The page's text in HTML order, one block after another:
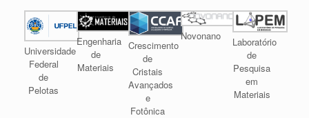
Universidade
Federal
de
Pelotas
Engenharia
de
Materiais
Crescimento
de
Cristais
Avançados
e
Fotônica
Novonano
Laboratório
de
Pesquisa
em
Materiais